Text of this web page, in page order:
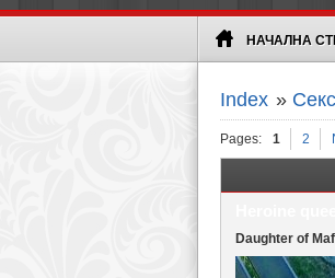
НАЧАЛНА
Index » Секс
Pages: 1 2
Daughter of